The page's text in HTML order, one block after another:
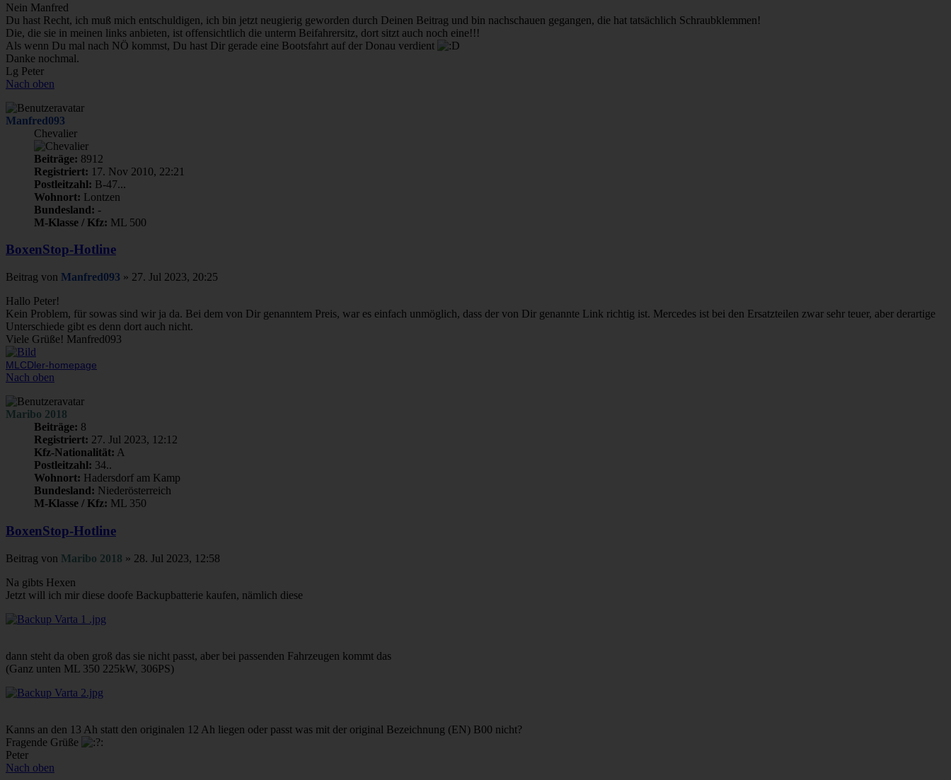
Nein Manfred
Du hast Recht, ich muß mich entschuldigen, ich bin jetzt neugierig geworden durch Deinen Beitrag und bin nachschauen gegangen, die hat tatsächlich Schraubklemmen!
Die, die sie in meinen links anbieten, ist offensichtlich die unterm Beifahrersitz, dort sitzt auch noch eine!!!
Als wenn Du mal nach NÖ kommst, Du hast Dir gerade eine Bootsfahrt auf der Donau verdient
Danke nochmal.
Lg Peter
Nach oben
Manfred093
Chevalier
Beiträge: 8912
Registriert: 17. Nov 2010, 22:21
Postleitzahl: B-47...
Wohnort: Lontzen
Bundesland: -
M-Klasse / Kfz: ML 500
BoxenStop-Hotline
Beitrag von Manfred093 » 27. Jul 2023, 20:25
Hallo Peter!
Kein Problem, für sowas sind wir ja da. Bei dem von Dir genanntem Preis, war es einfach unmöglich, dass der von Dir genannte Link richtig ist. Mercedes ist bei den Ersatzteilen zwar sehr teuer, aber derartige
Unterschiede gibt es denn dort auch nicht.
Viele Grüße! Manfred093
MLCDler-homepage
Nach oben
Maribo 2018
Beiträge: 8
Registriert: 27. Jul 2023, 12:12
Kfz-Nationalität: A
Postleitzahl: 34..
Wohnort: Hadersdorf am Kamp
Bundesland: Niederösterreich
M-Klasse / Kfz: ML 350
BoxenStop-Hotline
Beitrag von Maribo 2018 » 28. Jul 2023, 12:58
Na gibts Hexen
Jetzt will ich mir diese doofe Backupbatterie kaufen, nämlich diese
dann steht da oben groß das sie nicht passt, aber bei passenden Fahrzeugen kommt das
(Ganz unten ML 350 225kW, 306PS)
Kanns an den 13 Ah statt den originalen 12 Ah liegen oder passt was mit der original Bezeichnung (EN) B00 nicht?
Fragende Grüße
Peter
Nach oben